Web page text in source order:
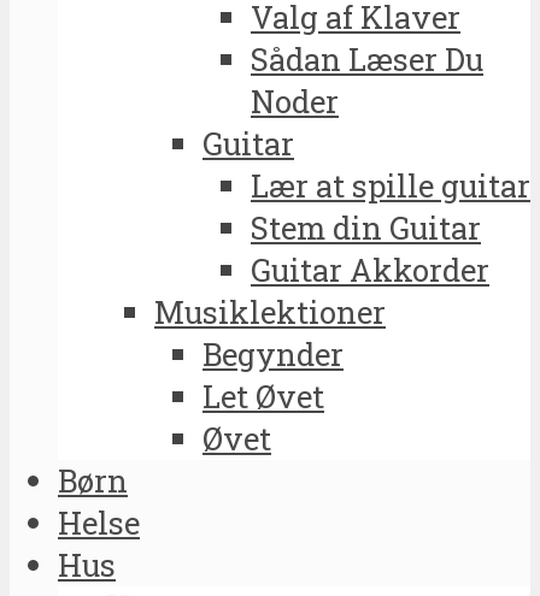
Valg af Klaver
Sådan Læser Du
Noder
Guitar
Lær at spille guitar
Stem din Guitar
Guitar Akkorder
Musiklektioner
Begynder
Let Øvet
Øvet
Børn
Helse
Hus